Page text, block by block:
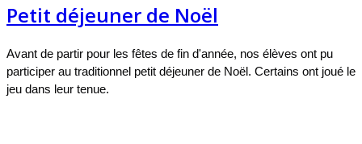
Petit déjeuner de Noël
Avant de partir pour les fêtes de fin d'année, nos élèves ont pu
participer au traditionnel petit déjeuner de Noël. Certains ont joué le
jeu dans leur tenue.